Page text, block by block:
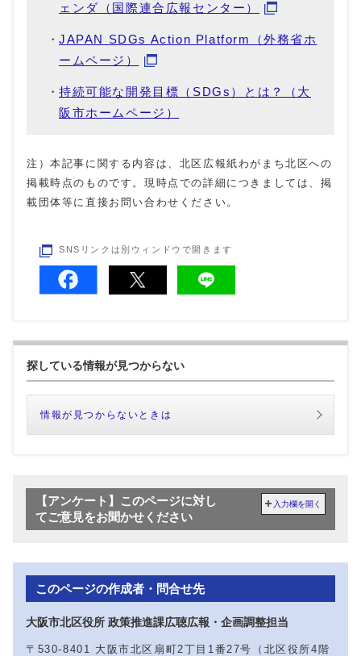
ェンダ（国際連合広報センター）
JAPAN SDGs Action Platform（外務省ホ
ームページ）
持続可能な開発目標（SDGs）とは？（大
阪市ホームページ）
注）本記事に関する内容は、北区広報紙わがまち北区への
掲載時点のものです。現時点での詳細につきましては、掲
載団体等に直接お問い合わせください。
SNSリンクは別ウィンドウで開きます
探している情報が見つからない
情報が見つからないときは
【アンケート】このページに対し
てご意見をお聞かせください
入力欄を開く
このページの作成者・問合せ先
大阪市北区役所 政策推進課広聴広報・企画調整担当
〒530-8401 大阪市北区扇町2丁目1番27号（北区役所4階